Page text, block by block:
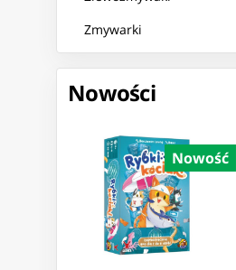
Zmywarki
Nowości
Nowość